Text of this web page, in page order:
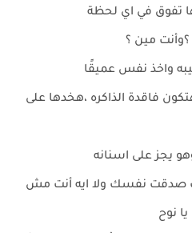
تفوق في اي لحظة
؟وأنت مين ؟
واخذ نفس عميقًا
فاقدة الذاكره ،هخدها على
يجز على اسنانه
صدقت نفسك ولا ايه أنت مش
نوح